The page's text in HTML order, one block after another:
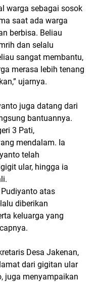
warga sebagai sosok
saat ada warga
berbisa. Beliau
dan selalu
sangat membantu,
merasa lebih tenang
ujarnya.
juga datang dari
bantuannya.
3 Pati,
mendalam. Ia
telah
ular, hingga ia
atas
diberikan
keluarga yang
Desa Jakenan,
dari gigitan ular
juga menyampaikan